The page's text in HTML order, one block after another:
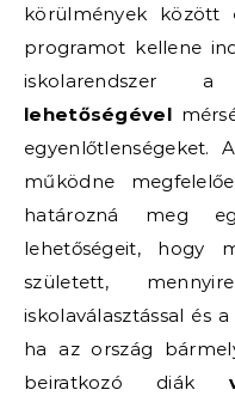
körülmények között
programot kellene
iskolarendszer
lehetőségével
egyenlőtlenségeket.
működne
határozná meg
lehetőségeit, hogy
született,
iskolaválasztással és
ha az ország
beiratkozó diák